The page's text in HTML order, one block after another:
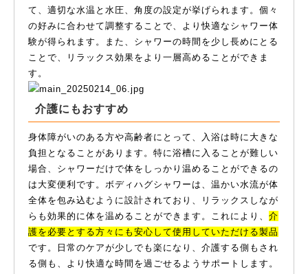
て、適切な水温と水圧、角度の設定が挙げられます。個々
の好みに合わせて調整することで、より快適なシャワー体
験が得られます。また、シャワーの時間を少し長めにとる
ことで、リラックス効果をより一層高めることができま
す。
介護にもおすすめ
身体障がいのある方や高齢者にとって、入浴は時に大きな
負担となることがあります。特に浴槽に入ることが難しい
場合、シャワーだけで体をしっかり温めることができるの
は大変便利です。ボディハグシャワーは、温かい水流が体
全体を包み込むように設計されており、リラックスしなが
らも効果的に体を温めることができます。これにより、 介
護を必要とする方々にも安心して使用していただける製品
です。日常のケアが少しでも楽になり、介護する側もされ
る側も、より快適な時間を過ごせるようサポートします。